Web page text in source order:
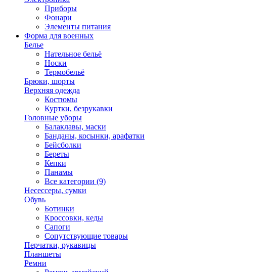
Приборы
Фонари
Элементы питания
Форма для военных
Белье
Нательное бельё
Носки
Термобельё
Брюки, шорты
Верхняя одежда
Костюмы
Куртки, безрукавки
Головные уборы
Балаклавы, маски
Банданы, косынки, арафатки
Бейсболки
Береты
Кепки
Панамы
Все категории (9)
Несессеры, сумки
Обувь
Ботинки
Кроссовки, кеды
Сапоги
Сопутствующие товары
Перчатки, рукавицы
Планшеты
Ремни